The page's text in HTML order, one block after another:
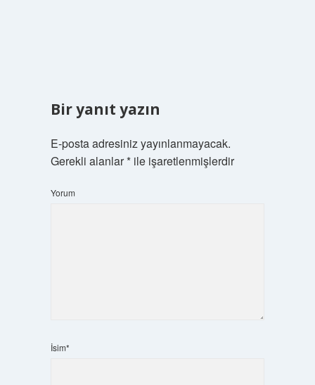
Bir yanıt yazın
E-posta adresiniz yayınlanmayacak.
Gerekli alanlar*ile işaretlenmişlerdir
Yorum
İsim*